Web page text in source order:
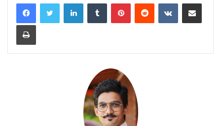
LinkedInTumblr PinterestReddit VKontakteShare via Email
Print